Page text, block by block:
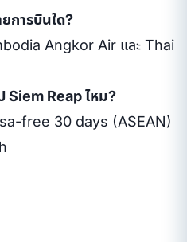
การบินใด?
Angkor Air และ Thai
Siem Reap ไหม?
free 30 days (ASEAN)